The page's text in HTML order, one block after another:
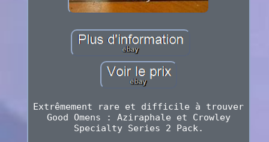
Extrêmement rare et difficile à trouver
Good Omens : Aziraphale et Crowley
Specialty Series 2 Pack.